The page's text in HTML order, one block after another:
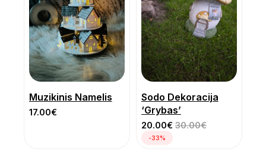
Muzikinis Namelis
17.00€
Sodo Dekoracija
‘Grybas’
20.00€ 30.00€
-33%